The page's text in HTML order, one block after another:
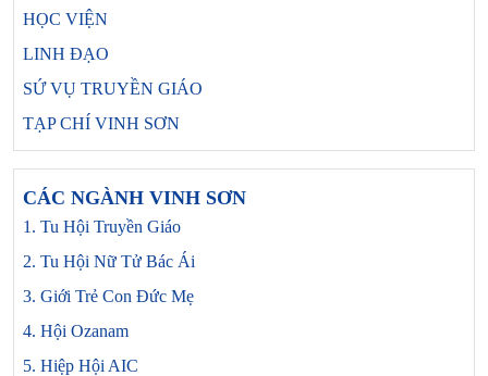
HỌC VIỆN
LINH ĐẠO
SỨ VỤ TRUYỀN GIÁO
TẠP CHÍ VINH SƠN
CÁC NGÀNH VINH SƠN
1. Tu Hội Truyền Giáo
2. Tu Hội Nữ Tử Bác Ái
3. Giới Trẻ Con Đức Mẹ
4. Hội Ozanam
5. Hiệp Hội AIC